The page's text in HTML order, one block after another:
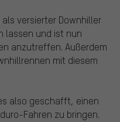
versierter Downhiller
lassen und ist nun
anzutreffen. Außerdem
mit diesem
also geschafft, einen
Fahren zu bringen.